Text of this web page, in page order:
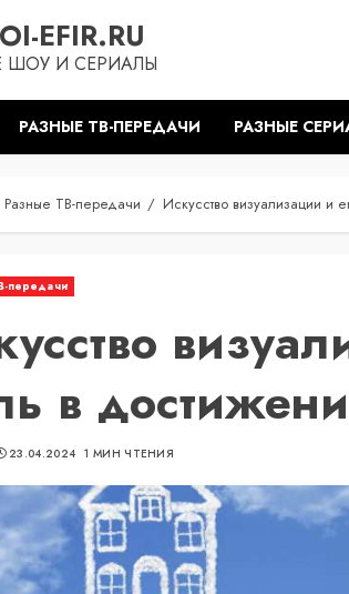
EFIR.RU
И СЕРИАЛЫ
РАЗНЫЕ ТВ-ПЕРЕДАЧИ РАЗНЫЕ
Разные ТВ-передачи Искусство визуализации и
передачи
в
23.04.2024 1 МИН ЧТЕНИЯ